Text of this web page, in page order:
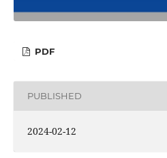
PDF
PUBLISHED
2024-02-12